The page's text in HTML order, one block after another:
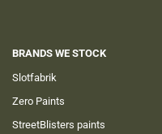
BRANDS WE STOCK
Slotfabrik
Zero Paints
StreetBlisters paints